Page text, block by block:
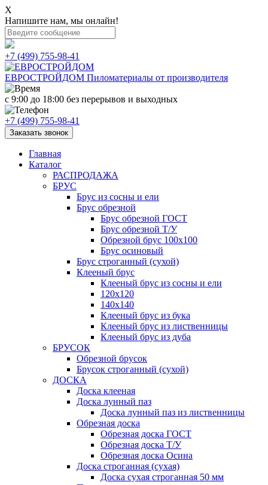
X
Напишите нам, мы онлайн!
+7 (499) 755-98-41
ЕВРОСТРОЙДОМ Пиломатериалы от производителя
с 9:00 до 18:00 без перерывов и выходных
+7 (499) 755-98-41
Заказать звонок
Главная
Каталог
РАСПРОДАЖА
БРУС
Брус из сосны и ели
Брус обрезной
Брус обрезной ГОСТ
Брус обрезной Т/У
Обрезной брус 100х100
Брус осиновый
Брус строганный (сухой)
Клееный брус
Клееный брус из сосны и ели
120х120
140х140
Клееный брус из бука
Клееный брус из лиственницы
Клееный брус из дуба
БРУСОК
Обрезной брусок
Брусок строганный (сухой)
ДОСКА
Доска клееная
Доска лунный паз
Доска лунный паз из лиственницы
Обрезная доска
Обрезная доска ГОСТ
Обрезная доска Т/У
Обрезная доска Осина
Доска строганная (сухая)
Доска сухая строганная 50 мм